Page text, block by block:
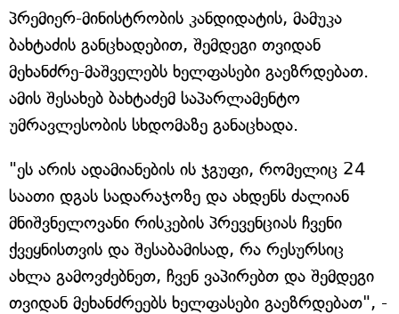
პრემიერ-მინისტრობის კანდიდატის, მამუკა
ბახტაძის განცხადებით, შემდეგი თვიდან
მეხანძრე-მაშველებს ხელფასები გაეზრდებათ.
ამის შესახებ ბახტაძემ საპარლამენტო
უმრავლესობის სხდომაზე განაცხადა.
"ეს არის ადამიანების ის ჯგუფი, რომელიც 24
საათი დგას სადარაჯოზე და ახდენს ძალიან
მნიშვნელოვანი რისკების პრევენციას ჩვენი
ქვეყნისთვის და შესაბამისად, რა რესურსიც
ახლა გამოვძებნეთ, ჩვენ ვაპირებთ და შემდეგი
თვიდან მეხანძრეებს ხელფასები გაეზრდებათ", -